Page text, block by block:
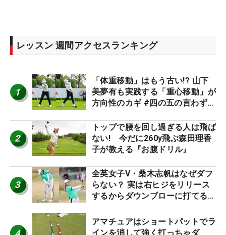
レッスン 週間アクセスランキング
1
「体重移動」はもう古い!? 山下
美夢有も実践する「重心移動」が
方向性のカギ #四の五の言わず振
2
トップで腰を回し過ぎる人は飛ば
ない! 今だに260y飛ぶ森田理香
子が教える『お腹ドリル』
3
全英女子V・桑木志帆はなぜダフ
らない？ 実は右ヒジをリリース
するからダウンブローに打てる #
アマチュアはショートパットでラ
インを消して強く打っちゃダ